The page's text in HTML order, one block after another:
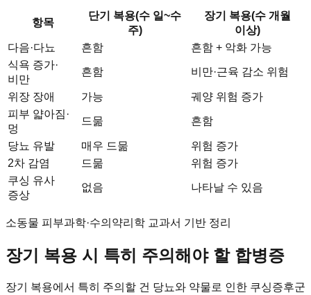
항목
단기 복용(수 일~수
주)
장기 복용(수 개월
이상)
다음·다뇨
흔함
흔함 + 악화 가능
식욕 증가·
비만
흔함 비만·근육 감소 위험
위장 장애 가능
궤양 위험 증가
피부 얇아짐·
멍
드묾 흔함
당뇨 유발 매우 드묾
위험 증가
2차 감염
드묾
위험 증가
쿠싱 유사
증상
없음 나타날 수 있음
소동물 피부과학·수의약리학 교과서 기반 정리
장기 복용 시 특히 주의해야 할 합병증
장기 복용에서 특히 주의할 건 당뇨와 약물로 인한 쿠싱증후군